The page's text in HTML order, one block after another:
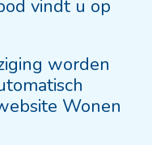
vindt u op
worden
Wonen